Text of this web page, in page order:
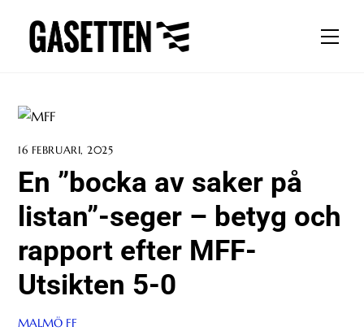
content
16 FEBRUARI, 2025
En ”bocka av saker på
listan”-seger – betyg och
rapport efter MFF-
Utsikten 5-0
MALMÖ FF